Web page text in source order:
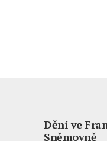
Dění ve
Sněmovně